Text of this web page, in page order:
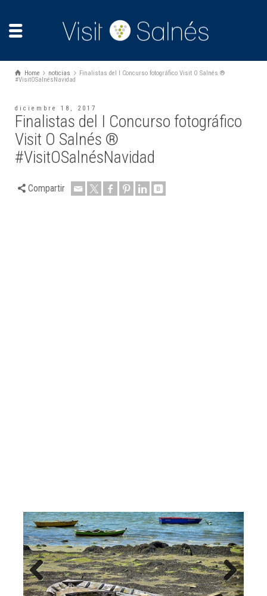
Home noticias
Finalistas del I Concurso fotográfico Visit O Salnés ®
#VisitOSalnésNavidad
diciembre 18, 2017
Finalistas del I Concurso fotográfico
Visit O Salnés ®
#VisitOSalnésNavidad
Compartir
Previous Next